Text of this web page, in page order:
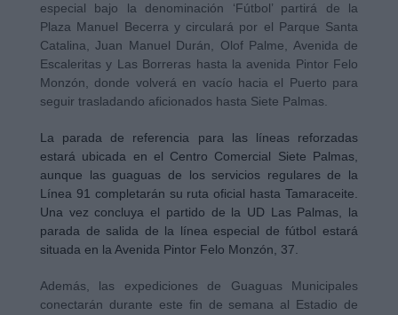
especial bajo la denominación ‘Fútbol’ partirá de la
Plaza Manuel Becerra y circulará por el Parque Santa
Catalina, Juan Manuel Durán, Olof Palme, Avenida de
Escaleritas y Las Borreras hasta la avenida Pintor Felo
Monzón, donde volverá en vacío hacia el Puerto para
seguir trasladando aficionados hasta Siete Palmas.
La parada de referencia para las líneas reforzadas
estará ubicada en el Centro Comercial Siete Palmas,
aunque las guaguas de los servicios regulares de la
Línea 91 completarán su ruta oficial hasta Tamaraceite.
Una vez concluya el partido de la UD Las Palmas, la
parada de salida de la línea especial de fútbol estará
situada en la Avenida Pintor Felo Monzón, 37.
Además, las expediciones de Guaguas Municipales
conectarán durante este fin de semana al Estadio de